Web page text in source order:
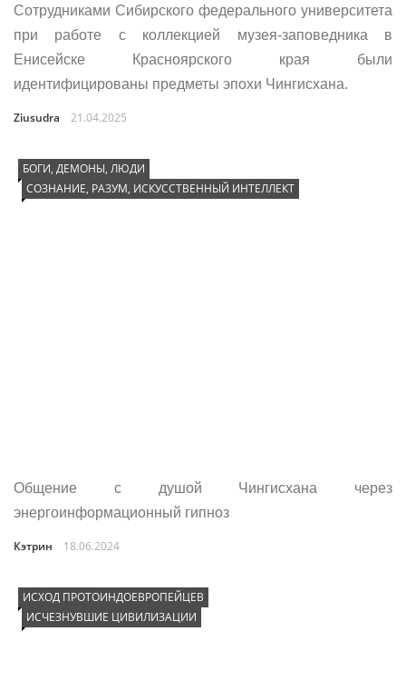
Сотрудниками Сибирского федерального университета
при работе с коллекцией музея-заповедника в
Енисейске Красноярского края были
идентифицированы предметы эпохи Чингисхана.
Ziusudra 21.04.2025
БОГИ, ДЕМОНЫ, ЛЮДИ
СОЗНАНИЕ, РАЗУМ, ИСКУССТВЕННЫЙ ИНТЕЛЛЕКТ
Общение с душой Чингисхана через
энергоинформационный гипноз
Кэтрин 18.06.2024
ИСХОД ПРОТОИНДОЕВРОПЕЙЦЕВ
ИСЧЕЗНУВШИЕ ЦИВИЛИЗАЦИИ